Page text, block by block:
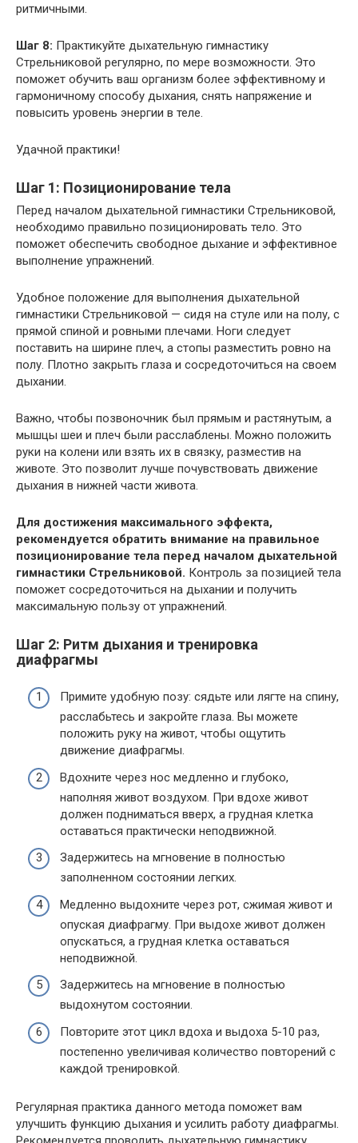
ритмичными.
Шаг 8: Практикуйте дыхательную гимнастику
Стрельниковой регулярно, по мере возможности. Это
поможет обучить ваш организм более эффективному и
гармоничному способу дыхания, снять напряжение и
повысить уровень энергии в теле.
Удачной практики!
Шаг 1: Позиционирование тела
Перед началом дыхательной гимнастики Стрельниковой,
необходимо правильно позиционировать тело. Это
поможет обеспечить свободное дыхание и эффективное
выполнение упражнений.
Удобное положение для выполнения дыхательной
гимнастики Стрельниковой — сидя на стуле или на полу, с
прямой спиной и ровными плечами. Ноги следует
поставить на ширине плеч, а стопы разместить ровно на
полу. Плотно закрыть глаза и сосредоточиться на своем
дыхании.
Важно, чтобы позвоночник был прямым и растянутым, а
мышцы шеи и плеч были расслаблены. Можно положить
руки на колени или взять их в связку, разместив на
животе. Это позволит лучше почувствовать движение
дыхания в нижней части живота.
Для достижения максимального эффекта,
рекомендуется обратить внимание на правильное
позиционирование тела перед началом дыхательной
гимнастики Стрельниковой. Контроль за позицией тела
поможет сосредоточиться на дыхании и получить
максимальную пользу от упражнений.
Шаг 2: Ритм дыхания и тренировка
диафрагмы
Примите удобную позу: сядьте или лягте на спину,
расслабьтесь и закройте глаза. Вы можете
положить руку на живот, чтобы ощутить
движение диафрагмы.
Вдохните через нос медленно и глубоко,
наполняя живот воздухом. При вдохе живот
должен подниматься вверх, а грудная клетка
оставаться практически неподвижной.
Задержитесь на мгновение в полностью
заполненном состоянии легких.
Медленно выдохните через рот, сжимая живот и
опуская диафрагму. При выдохе живот должен
опускаться, а грудная клетка оставаться
неподвижной.
Задержитесь на мгновение в полностью
выдохнутом состоянии.
Повторите этот цикл вдоха и выдоха 5-10 раз,
постепенно увеличивая количество повторений с
каждой тренировкой.
Регулярная практика данного метода поможет вам
улучшить функцию дыхания и усилить работу диафрагмы.